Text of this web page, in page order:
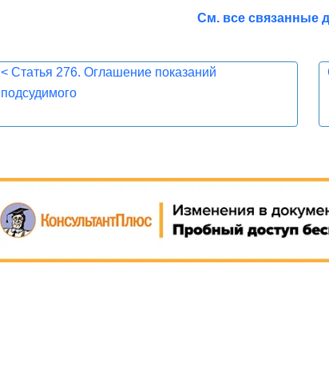
См. все связанные
< Статья 276. Оглашение показаний
подсудимого